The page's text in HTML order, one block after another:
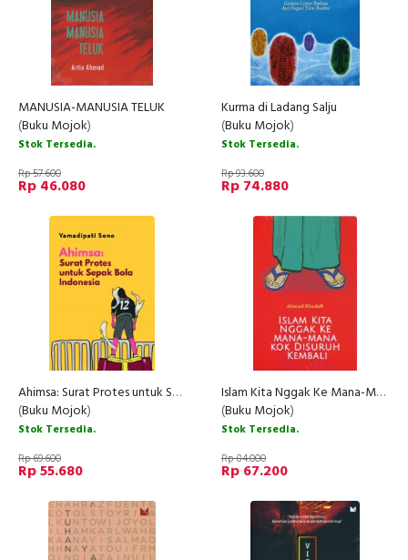
MANUSIA-MANUSIA TELUK
(Buku Mojok)
Stok Tersedia.
Rp 57.600
Rp 46.080
Kurma di Ladang Salju
(Buku Mojok)
Stok Tersedia.
Rp 93.600
Rp 74.880
Ahimsa: Surat Protes untuk Sepak Bola Indonesia
(Buku Mojok)
Stok Tersedia.
Rp 69.600
Rp 55.680
Islam Kita Nggak Ke Mana-Mana Kok Disuruh Kembali
(Buku Mojok)
Stok Tersedia.
Rp 84.000
Rp 67.200